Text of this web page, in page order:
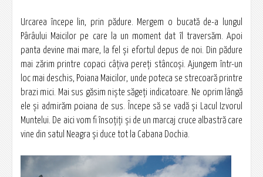
Urcarea începe lin, prin pădure. Mergem o bucată de-a lungul
Pârâului Maicilor pe care la un moment dat îl traversăm. Apoi
panta devine mai mare, la fel şi efortul depus de noi. Din pădure
mai zărim printre copaci câţiva pereţi stâncoşi. Ajungem într-un
loc mai deschis, Poiana Maicilor, unde poteca se strecoară printre
brazi mici. Mai sus găsim nişte săgeţi indicatoare. Ne oprim lângă
ele şi admirăm poiana de sus. Începe să se vadă şi Lacul Izvorul
Muntelui. De aici vom fi însoţiţi şi de un marcaj cruce albastră care
vine din satul Neagra şi duce tot la Cabana Dochia.